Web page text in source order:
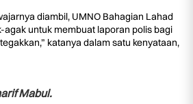
diambil, UMNO Bahagian Lahad
agak untuk membuat laporan polis bagi
katanya dalam satu kenyataan,
Mabul.